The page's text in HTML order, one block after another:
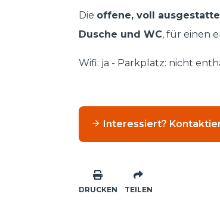
Die offene, voll
Dusche und WC, für einen
Wifi: ja - Parkplatz: nicht
Interessiert?
DRUCKEN TEILEN